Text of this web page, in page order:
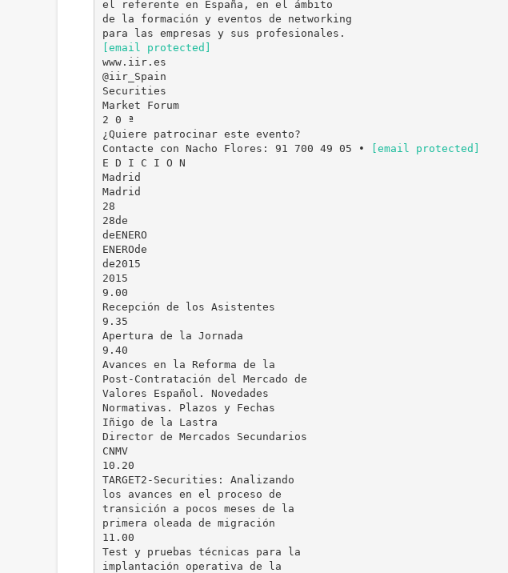
el referente en España, en el ámbito
de la formación y eventos de networking
[email protected]
www.iir.es
@iir_Spain
Securities
Market Forum
2 0 ª
¿Quiere patrocinar este evento?
Contacte con Nacho Flores: 91 700 49 05 •
[email protected]
E D I C I O N
Madrid
Madrid
28
28de
deENERO
ENEROde
de2015
2015
9.00
Recepción de los Asistentes
9.35
Apertura de la Jornada
9.40
Avances en la Reforma de la
Post-Contratación del Mercado de
Valores Español. Novedades
Normativas. Plazos y Fechas
Iñigo de la Lastra
Director de Mercados Secundarios
CNMV
10.20
TARGET2-Securities: Analizando
los avances en el proceso de
transición a pocos meses de la
primera oleada de migración
11.00
Test y pruebas técnicas para la
implantación operativa de la